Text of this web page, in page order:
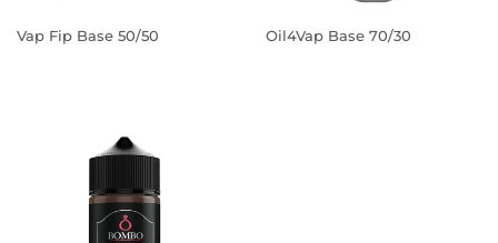
Vap Fip Base 50/50 Oil4Vap Base 70/30